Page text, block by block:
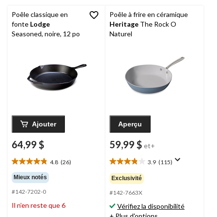
Poêle classique en
fonte Lodge
Seasoned, noire, 12 po
Ajouter
64,99 $
4.8 (26)
4.8
étoile(s)
sur
5.
26
Mieux notés
#142-7202-0
Il n’en reste que 6
Poêle à frire en céramique
Heritage The Rock O
Naturel
Aperçu
59,99 $ et+
3.9 (115)
3.9
étoile(s)
sur
5.
115
évaluations
Exclusivité
#142-7663X
Vérifiez la disponibilité